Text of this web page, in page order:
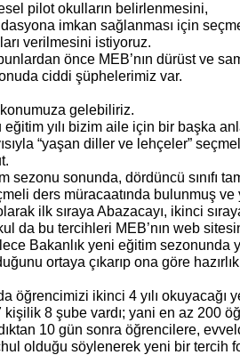
pilot okulların belirlenmesini,
imkan sağlanması için
verilmesini istiyoruz.
önce MEB’nın dürüst ve
ciddi şüphelerimiz var.
gelebiliriz.
eğitim yılı bizim aile için bir başka
“yaşan diller ve lehçeler”
sezonu sonunda, dördüncü sınıfı
ders müracaatında bulunmuş ve
ilk sıraya Abazacayı, ikinci
da bu tercihleri MEB’nın web
Bakanlık yeni eğitim
ortaya çıkarıp ona göre
öğrencimizi ikinci 4 yılı okuyacağı
kişilik 8 şube vardı; yani en az 200
10 gün sonra öğrencilere,
olduğu söylenerek yeni bir tercih